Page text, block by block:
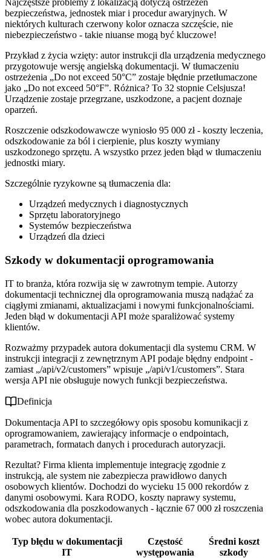
Najczęstsze problemy z lokalizacją dotyczą ostrzeżeń
bezpieczeństwa, jednostek miar i procedur awaryjnych. W
niektórych kulturach czerwony kolor oznacza szczęście, nie
niebezpieczeństwo - takie niuanse mogą być kluczowe!
Przykład z życia wzięty: autor instrukcji dla urządzenia medycznego
przygotowuje wersję angielską dokumentacji. W tłumaczeniu
ostrzeżenia „Do not exceed 50°C” zostaje błędnie przetłumaczone
jako „Do not exceed 50°F”. Różnica? To 32 stopnie Celsjusza!
Urządzenie zostaje przegrzane, uszkodzone, a pacjent doznaje
oparzeń.
Roszczenie odszkodowawcze wyniosło 95 000 zł - koszty leczenia,
odszkodowanie za ból i cierpienie, plus koszty wymiany
uszkodzonego sprzętu. A wszystko przez jeden błąd w tłumaczeniu
jednostki miary.
Szczególnie ryzykowne są tłumaczenia dla:
Urządzeń medycznych i diagnostycznych
Sprzętu laboratoryjnego
Systemów bezpieczeństwa
Urządzeń dla dzieci
Szkody w dokumentacji oprogramowania
IT to branża, która rozwija się w zawrotnym tempie. Autorzy
dokumentacji technicznej dla oprogramowania muszą nadążać za
ciągłymi zmianami, aktualizacjami i nowymi funkcjonalnościami.
Jeden błąd w dokumentacji API może sparaliżować systemy
klientów.
Rozważmy przypadek autora dokumentacji dla systemu CRM. W
instrukcji integracji z zewnętrznym API podaje błędny endpoint -
zamiast „/api/v2/customers” wpisuje „/api/v1/customers”. Stara
wersja API nie obsługuje nowych funkcji bezpieczeństwa.
Definicja
Dokumentacja API to szczegółowy opis sposobu komunikacji z
oprogramowaniem, zawierający informacje o endpointach,
parametrach, formatach danych i procedurach autoryzacji.
Rezultat? Firma klienta implementuje integrację zgodnie z
instrukcją, ale system nie zabezpiecza prawidłowo danych
osobowych klientów. Dochodzi do wycieku 15 000 rekordów z
danymi osobowymi. Kara RODO, koszty naprawy systemu,
odszkodowania dla poszkodowanych - łącznie 67 000 zł roszczenia
wobec autora dokumentacji.
Typ błędu w dokumentacji
IT
Częstość
występowania
Średni koszt
szkody